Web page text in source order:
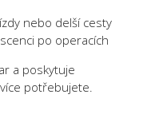
nebo delší cesty
po operacích
a poskytuje
potřebujete.